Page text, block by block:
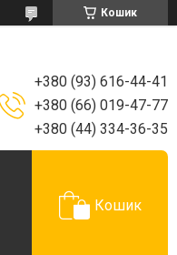
Кошик
+380 (93) 616-44-41
+380 (66) 019-47-77
+380 (44) 334-36-35
Кошик